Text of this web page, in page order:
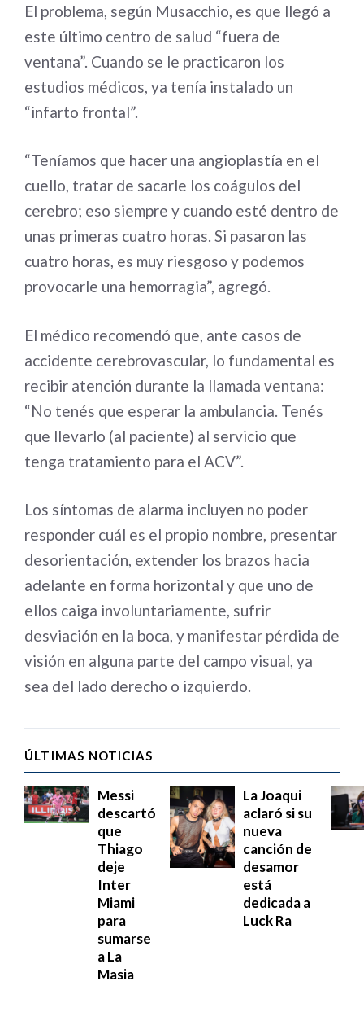
El problema, según Musacchio, es que llegó a
este último centro de salud “fuera de
ventana”. Cuando se le practicaron los
estudios médicos, ya tenía instalado un
“infarto frontal”.
“Teníamos que hacer una angioplastía en el
cuello, tratar de sacarle los coágulos del
cerebro; eso siempre y cuando esté dentro de
unas primeras cuatro horas. Si pasaron las
cuatro horas, es muy riesgoso y podemos
provocarle una hemorragia”, agregó.
El médico recomendó que, ante casos de
accidente cerebrovascular, lo fundamental es
recibir atención durante la llamada ventana:
“No tenés que esperar la ambulancia. Tenés
que llevarlo (al paciente) al servicio que
tenga tratamiento para el ACV”.
Los síntomas de alarma incluyen no poder
responder cuál es el propio nombre, presentar
desorientación, extender los brazos hacia
adelante en forma horizontal y que uno de
ellos caiga involuntariamente, sufrir
desviación en la boca, y manifestar pérdida de
visión en alguna parte del campo visual, ya
sea del lado derecho o izquierdo.
ÚLTIMAS NOTICIAS
Messi
descartó
que
Thiago
deje
Inter
Miami
para
sumarse
a La
Masia
La Joaqui
aclaró si su
nueva
canción de
desamor
está
dedicada a
Luck Ra